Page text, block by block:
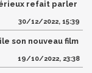
refait parler
30/12/2022, 15:39
son nouveau film
19/10/2022, 23:38